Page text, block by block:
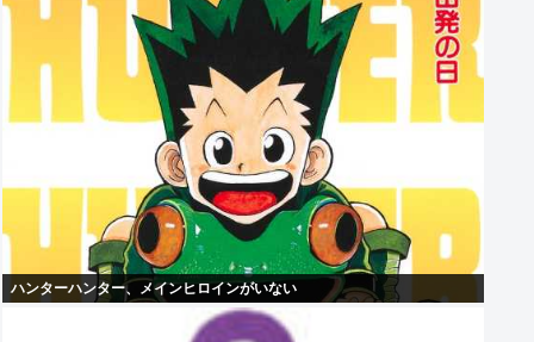
ハンターハンター、メインヒロインがいない